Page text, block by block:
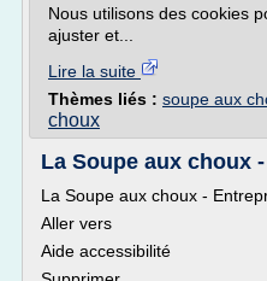
Nous utilisons des cookies
ajuster et...
Lire la suite
Thèmes liés : soupe aux
choux
La Soupe aux choux
La Soupe aux choux -
Aller vers
Aide accessibilité